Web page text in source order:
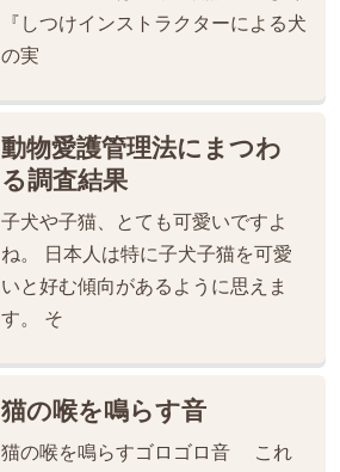
『しつけインストラクターによる犬
の実
動物愛護管理法にまつわ
る調査結果
子犬や子猫、とても可愛いですよ
ね。 日本人は特に子犬子猫を可愛
いと好む傾向があるように思えま
す。 そ
猫の喉を鳴らす音
猫の喉を鳴らすゴロゴロ音 これ